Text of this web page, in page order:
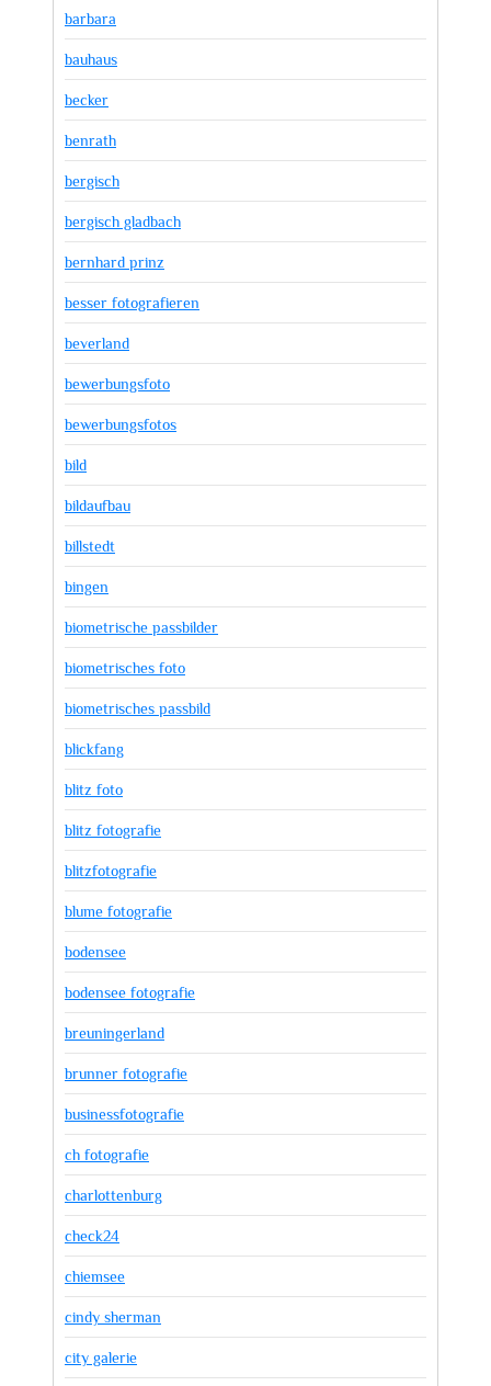
barbara
bauhaus
becker
benrath
bergisch
bergisch gladbach
bernhard prinz
besser fotografieren
beverland
bewerbungsfoto
bewerbungsfotos
bild
bildaufbau
billstedt
bingen
biometrische passbilder
biometrisches foto
biometrisches passbild
blickfang
blitz foto
blitz fotografie
blitzfotografie
blume fotografie
bodensee
bodensee fotografie
breuningerland
brunner fotografie
businessfotografie
ch fotografie
charlottenburg
check24
chiemsee
cindy sherman
city galerie